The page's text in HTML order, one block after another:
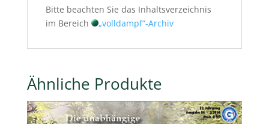
Bitte beachten Sie das Inhaltsverzeichnis
im Bereich
„volldampf“-Archiv
Ähnliche Produkte